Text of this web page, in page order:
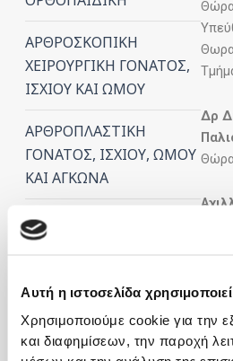
Αυτή η ιστοσελίδα
Χρησιμοποιούμε cookie για την
και διαφημίσεων, την παροχή
ΑΡΘΡΟΣΚΟΠΙΚΗ
ΧΕΙΡΟΥΡΓΙΚΗ ΓΟΝΑΤΟΣ,
ΙΣΧΙΟΥ ΚΑΙ ΩΜΟΥ
ΑΡΘΡΟΠΛΑΣΤΙΚΗ
ΓΟΝΑΤΟΣ, ΙΣΧΙΟΥ, ΩΜΟΥ
ΚΑΙ ΑΓΚΩΝΑ
ΚΕΝΤΡΟ
ΑΝΤΙΜΕΤΩΠΙΣΗΣ
ΚΑΙ ΠΕΡΙΠΡΩΚΤΙΚΩΝ
ΠΑΘΗΣΕΩΝ
ΛΑΠΑΡΟΣΚΟΠΙΚΗ
Δρ